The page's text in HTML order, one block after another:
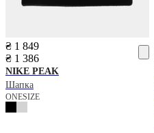
₴ 1 849
₴ 1 386
NIKE PEAK
Шапка
ONESIZE